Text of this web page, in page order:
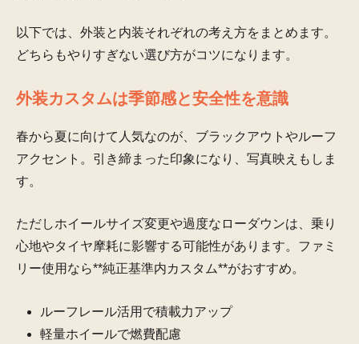
以下では、外装と内装それぞれの考え方をまとめます。
どちらもやりすぎない選び方がコツになります。
外装カスタムは季節感と安全性を意識
春から夏に向けて人気なのが、ブラックアウトやルーフ
アクセント。引き締まった印象になり、写真映えもしま
す。
ただしホイールサイズ変更や過度なローダウンは、乗り
心地やタイヤ摩耗に影響する可能性があります。ファミ
リー使用なら**純正基準内カスタム**がおすすめ。
ルーフレール活用で積載力アップ
軽量ホイールで燃費配慮